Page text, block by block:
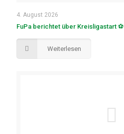
4. August 2026
FuPa berichtet über Kreisligastart ⚽
Weiterlesen